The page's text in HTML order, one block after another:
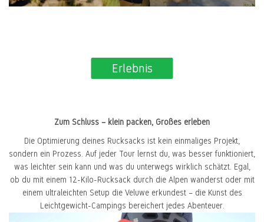
Erlebnis
Zum Schluss – klein packen, Großes erleben
Die Optimierung deines Rucksacks ist kein einmaliges Projekt,
sondern ein Prozess. Auf jeder Tour lernst du, was besser funktioniert,
was leichter sein kann und was du unterwegs wirklich schätzt. Egal,
ob du mit einem 12-Kilo-Rucksack durch die Alpen wanderst oder mit
einem ultraleichten Setup die Veluwe erkundest – die Kunst des
Leichtgewicht-Campings bereichert jedes Abenteuer.